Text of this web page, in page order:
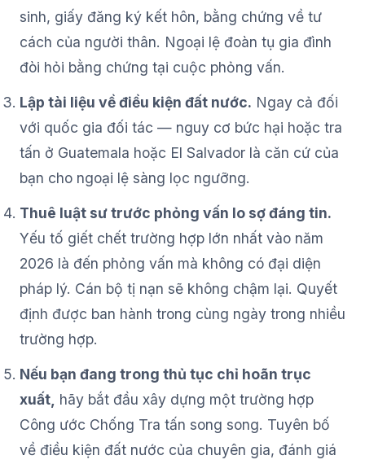
sinh, giấy đăng ký kết hôn, bằng chứng về tư
cách của người thân. Ngoại lệ đoàn tụ gia đình
đòi hỏi bằng chứng tại cuộc phỏng vấn.
Lập tài liệu về điều kiện đất nước. Ngay cả đối
với quốc gia đối tác — nguy cơ bức hại hoặc tra
tấn ở Guatemala hoặc El Salvador là căn cứ của
bạn cho ngoại lệ sàng lọc ngưỡng.
Thuê luật sư trước phỏng vấn lo sợ đáng tin.
Yếu tố giết chết trường hợp lớn nhất vào năm
2026 là đến phỏng vấn mà không có đại diện
pháp lý. Cán bộ tị nạn sẽ không chậm lại. Quyết
định được ban hành trong cùng ngày trong nhiều
trường hợp.
Nếu bạn đang trong thủ tục chỉ hoãn trục
xuất, hãy bắt đầu xây dựng một trường hợp
Công ước Chống Tra tấn song song. Tuyên bố
về điều kiện đất nước của chuyên gia, đánh giá